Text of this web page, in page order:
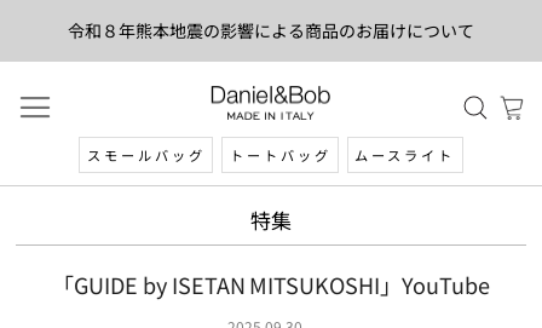
令和８年熊本地震の影響による商品のお届けについて
スモールバッグ トートバッグ ムースライト
特集
「GUIDE by ISETAN MITSUKOSHI」YouTube